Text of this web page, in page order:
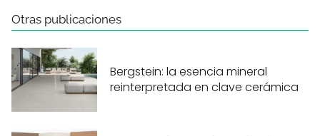
Otras publicaciones
Bergstein: la esencia mineral
reinterpretada en clave cerámica